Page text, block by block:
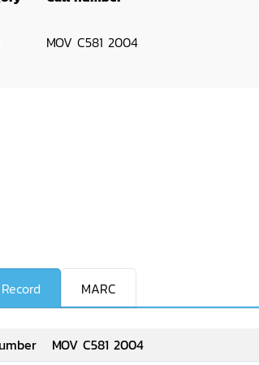
MOV C581 2004
MARC
MOV C581 2004